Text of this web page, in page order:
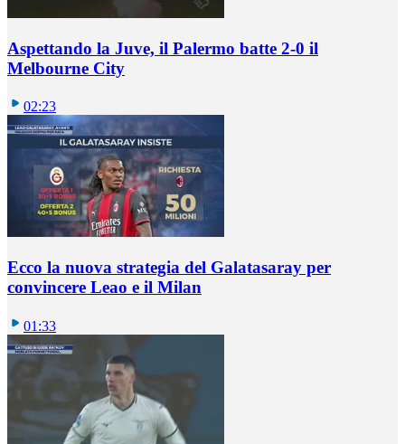
Aspettando la Juve, il Palermo batte 2-0 il
Melbourne City
02:23
Ecco la nuova strategia del Galatasaray per
convincere Leao e il Milan
01:33